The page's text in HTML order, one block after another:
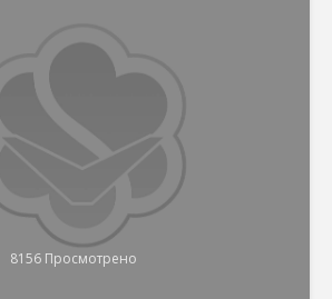
8156 Просмотрено